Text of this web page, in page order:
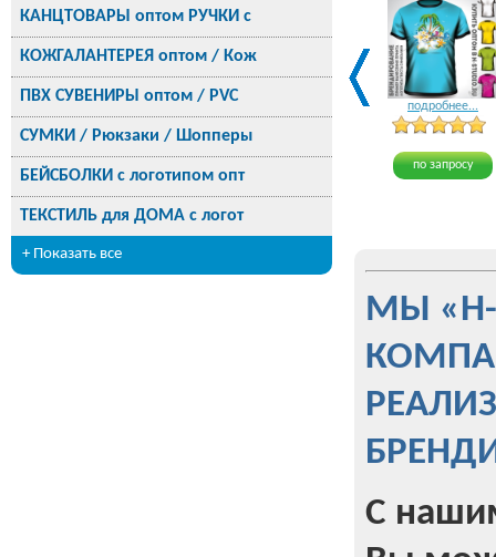
КАНЦТОВАРЫ оптом РУЧКИ с
КОЖГАЛАНТЕРЕЯ оптом / Кож
ПВХ СУВЕНИРЫ оптом / PVC
СУМКИ / Рюкзаки / Шопперы
БЕЙСБОЛКИ с логотипом опт
ТЕКСТИЛЬ для ДОМА с логот
+ Показать все
подробнее...
по запросу
МЫ
С